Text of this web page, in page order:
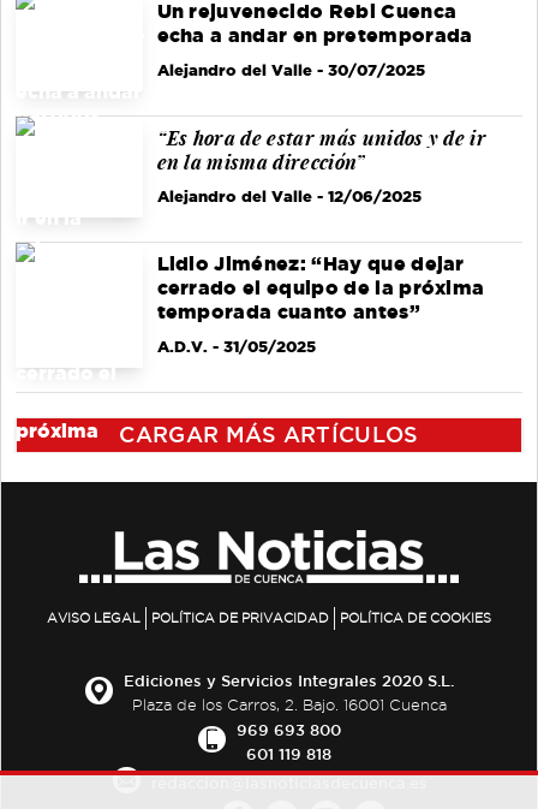
Un rejuvenecido Rebi Cuenca
echa a andar en pretemporada
Alejandro del Valle- 30/07/2025
“Es hora de estar más unidos y de ir
en la misma dirección”
Alejandro del Valle- 12/06/2025
Lidio Jiménez: “Hay que dejar
cerrado el equipo de la próxima
temporada cuanto antes”
A.D.V.- 31/05/2025
CARGAR MÁS ARTÍCULOS
AVISO LEGAL POLÍTICA DE PRIVACIDAD POLÍTICA DE COOKIES
Ediciones y Servicios Integrales 2020 S.L.
Plaza de los Carros, 2. Bajo. 16001 Cuenca
969 693 800
601 119 818